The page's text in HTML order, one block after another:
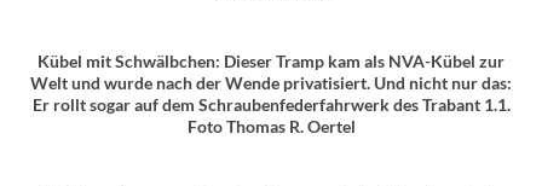
Kübel mit Schwälbchen: Dieser Tramp kam als NVA-Kübel zur
Welt und wurde nach der Wende privatisiert. Und nicht nur das:
Er rollt sogar auf dem Schraubenfederfahrwerk des Trabant 1.1.
Foto Thomas R. Oertel